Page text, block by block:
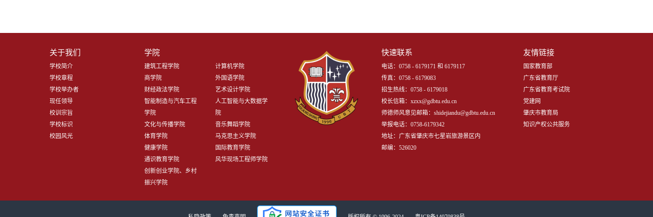
关于我们
学校简介
学校章程
学校举办者
现任领导
校训宗旨
学校标识
校园风光
学院
建筑工程学院
计算机学院
商学院
外国语学院
财经政法学院
艺术设计学院
智能制造与汽车工程
学院
人工智能与大数据学
院
文化与传播学院
音乐舞蹈学院
体育学院
马克思主义学院
健康学院
国际教育学院
通识教育学院
风华现场工程师学院
创新创业学院、乡村
振兴学院
快速联系
电话：0758 - 6179171 和 6179117
传真：0758 - 6179083
招生热线：0758 - 6179018
校长信箱：xzxx@gdbtu.edu.cn
师德师风意见邮箱：shidejiandu@gdbtu.edu.cn
举报电话：0758-6179342
地址：广东省肇庆市七星岩旅游景区内
邮编：526020
友情链接
国家教育部
广东省教育厅
广东省教育考试院
党建网
肇庆市教育局
知识产权公共服务